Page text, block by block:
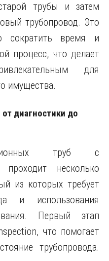
трубы и затем
трубопровод. Это
сократить время и
процесс, что делает
для
имущества.
диагностики до
труб с
проходит несколько
из которых требует
и использования
Первый этап
что помогает
трубопровода.